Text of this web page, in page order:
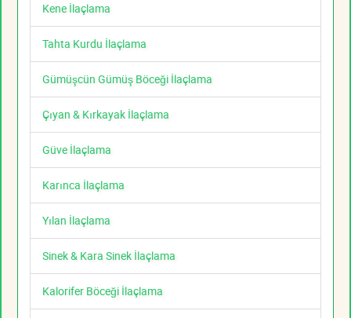
Kene İlaçlama
Tahta Kurdu İlaçlama
Gümüşcün Gümüş Böceği İlaçlama
Çıyan & Kırkayak İlaçlama
Güve İlaçlama
Karınca İlaçlama
Yılan İlaçlama
Sinek & Kara Sinek İlaçlama
Kalorifer Böceği İlaçlama